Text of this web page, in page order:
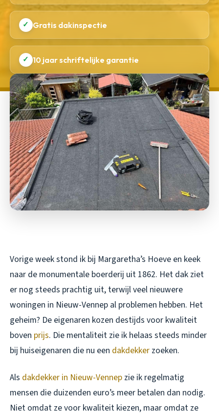
✓ Gratis dakinspectie
✓ 10 jaar schriftelijke garantie
Vorige week stond ik bij Margaretha’s Hoeve en keek
naar de monumentale boerderij uit 1862. Het dak ziet
er nog steeds prachtig uit, terwijl veel nieuwere
woningen in Nieuw-Vennep al problemen hebben. Het
geheim? De eigenaren kozen destijds voor kwaliteit
boven prijs. Die mentaliteit zie ik helaas steeds minder
bij huiseigenaren die nu een dakdekker zoeken.
Als dakdekker in Nieuw-Vennep zie ik regelmatig
mensen die duizenden euro’s meer betalen dan nodig.
Niet omdat ze voor kwaliteit kiezen, maar omdat ze